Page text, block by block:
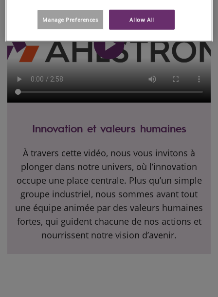
Innovation et valeurs humaines
À travers cette vidéo, nous vous invitons à
plonger dans notre univers, où l’innovation
occupe une place centrale. Plus qu’un simple
groupe industriel, nous sommes avant tout
une équipe animée par des valeurs humaines
fortes, qui guident chacune de nos actions et
nourrissent notre vision d’avenir.
Allow All
Manage Preferences